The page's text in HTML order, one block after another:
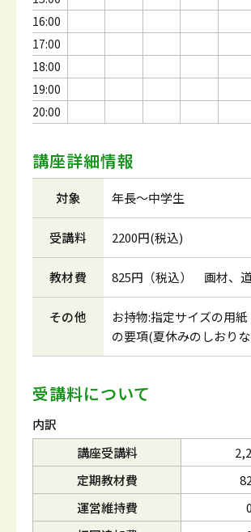
16:00
17:00
18:00
19:00
20:00
講座詳細情報
対象 年長～中学生
受講料 2200円(税込)
教材費 825円（税込） 画材、
その他
お持物:指定サイズの用
の要項(夏休みのしおり
受講料について
内訳
講座受講料
定期教材費
運営維持費